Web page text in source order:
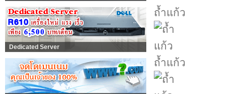
Dedicated Server
ถ้ำแก้ว
ถ้ำแก้ว